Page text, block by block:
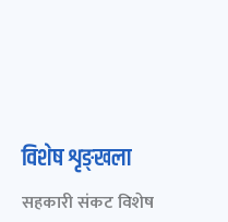
विशेष शृङ्खला
सहकारी संकट विशेष